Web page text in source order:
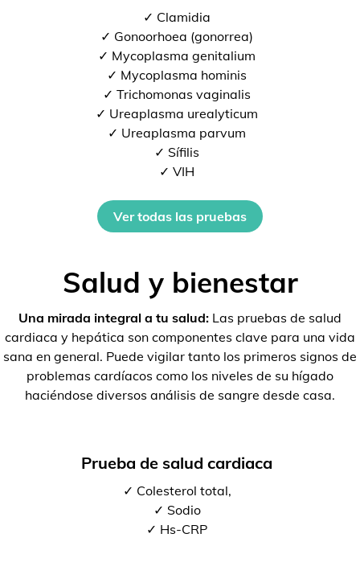
✓ Clamidia
✓ Gonoorhoea (gonorrea)
✓ Mycoplasma genitalium
✓ Mycoplasma hominis
✓ Trichomonas vaginalis
✓ Ureaplasma urealyticum
✓ Ureaplasma parvum
✓ Sífilis
✓ VIH
Ver todas las pruebas
Salud y bienestar
Una mirada integral a tu salud: Las pruebas de salud
cardiaca y hepática son componentes clave para una vida
sana en general. Puede vigilar tanto los primeros signos de
problemas cardíacos como los niveles de su hígado
haciéndose diversos análisis de sangre desde casa.
Prueba de salud cardiaca
✓ Colesterol total,
✓ Sodio
✓ Hs-CRP